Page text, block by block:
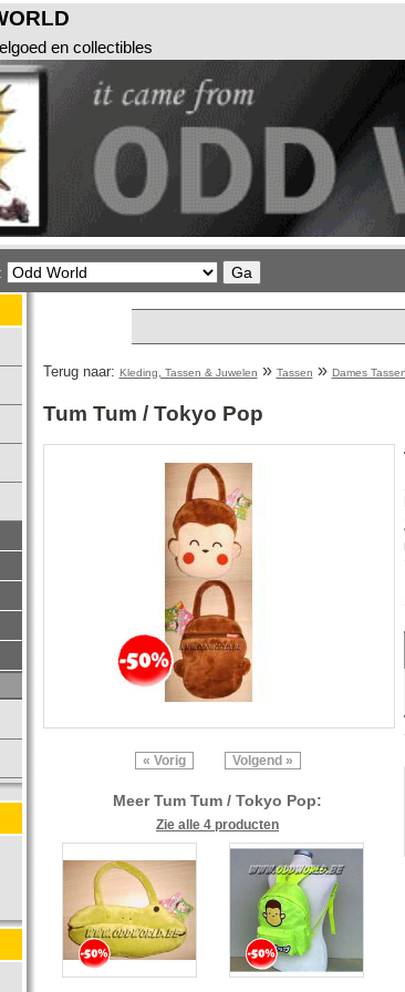
en collectibles
Terug naar: Kleding, Tassen & Juwelen » Tassen » Dames Tassen
Tum Tum / Tokyo Pop
« Vorig Volgend »
Meer Tum Tum / Tokyo Pop:
Zie alle 4 producten